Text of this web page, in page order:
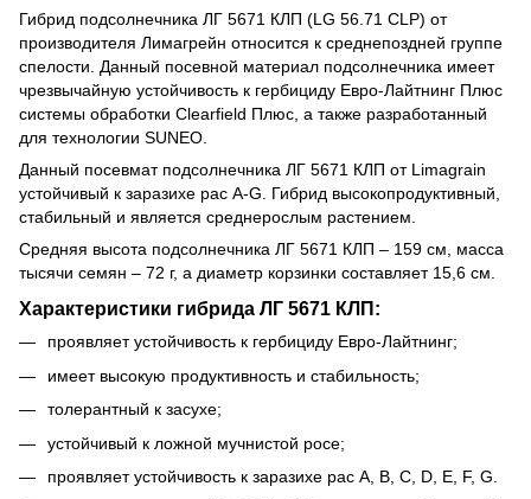
Гибрид подсолнечника ЛГ 5671 КЛП (LG 56.71 CLP) от
производителя Лимагрейн относится к среднепоздней группе
спелости. Данный посевной материал подсолнечника имеет
чрезвычайную устойчивость к гербициду Евро-Лайтнинг Плюс
системы обработки Clearfield Плюс, а также разработанный
для технологии SUNEO.
Данный посевмат подсолнечника ЛГ 5671 КЛП от Limagrain
устойчивый к заразихе рас А-G. Гибрид высокопродуктивный,
стабильный и является среднерослым растением.
Средняя высота подсолнечника ЛГ 5671 КЛП – 159 см, масса
тысячи семян – 72 г, а диаметр корзинки составляет 15,6 см.
Характеристики гибрида ЛГ 5671 КЛП:
проявляет устойчивость к гербициду Евро-Лайтнинг;
имеет высокую продуктивность и стабильность;
толерантный к засухе;
устойчивый к ложной мучнистой росе;
проявляет устойчивость к заразихе рас A, B, C, D, E, F, G.